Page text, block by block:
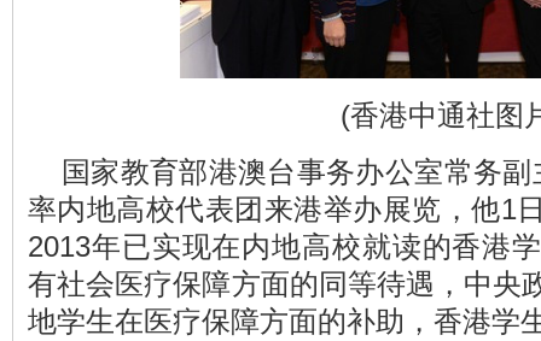
(香港中通社图
国家教育部港澳台事务办公室常务
率内地高校代表团来港举办展览，他1
2013年已实现在内地高校就读的香港
有社会医疗保障方面的同等待遇，中央
地学生在医疗保障方面的补助，香港学